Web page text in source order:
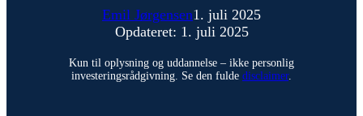
Emil Jørgensen1. juli 2025
Opdateret: 1. juli 2025
Kun til oplysning og uddannelse – ikke personlig
investeringsrådgivning. Se den fulde disclaimer.